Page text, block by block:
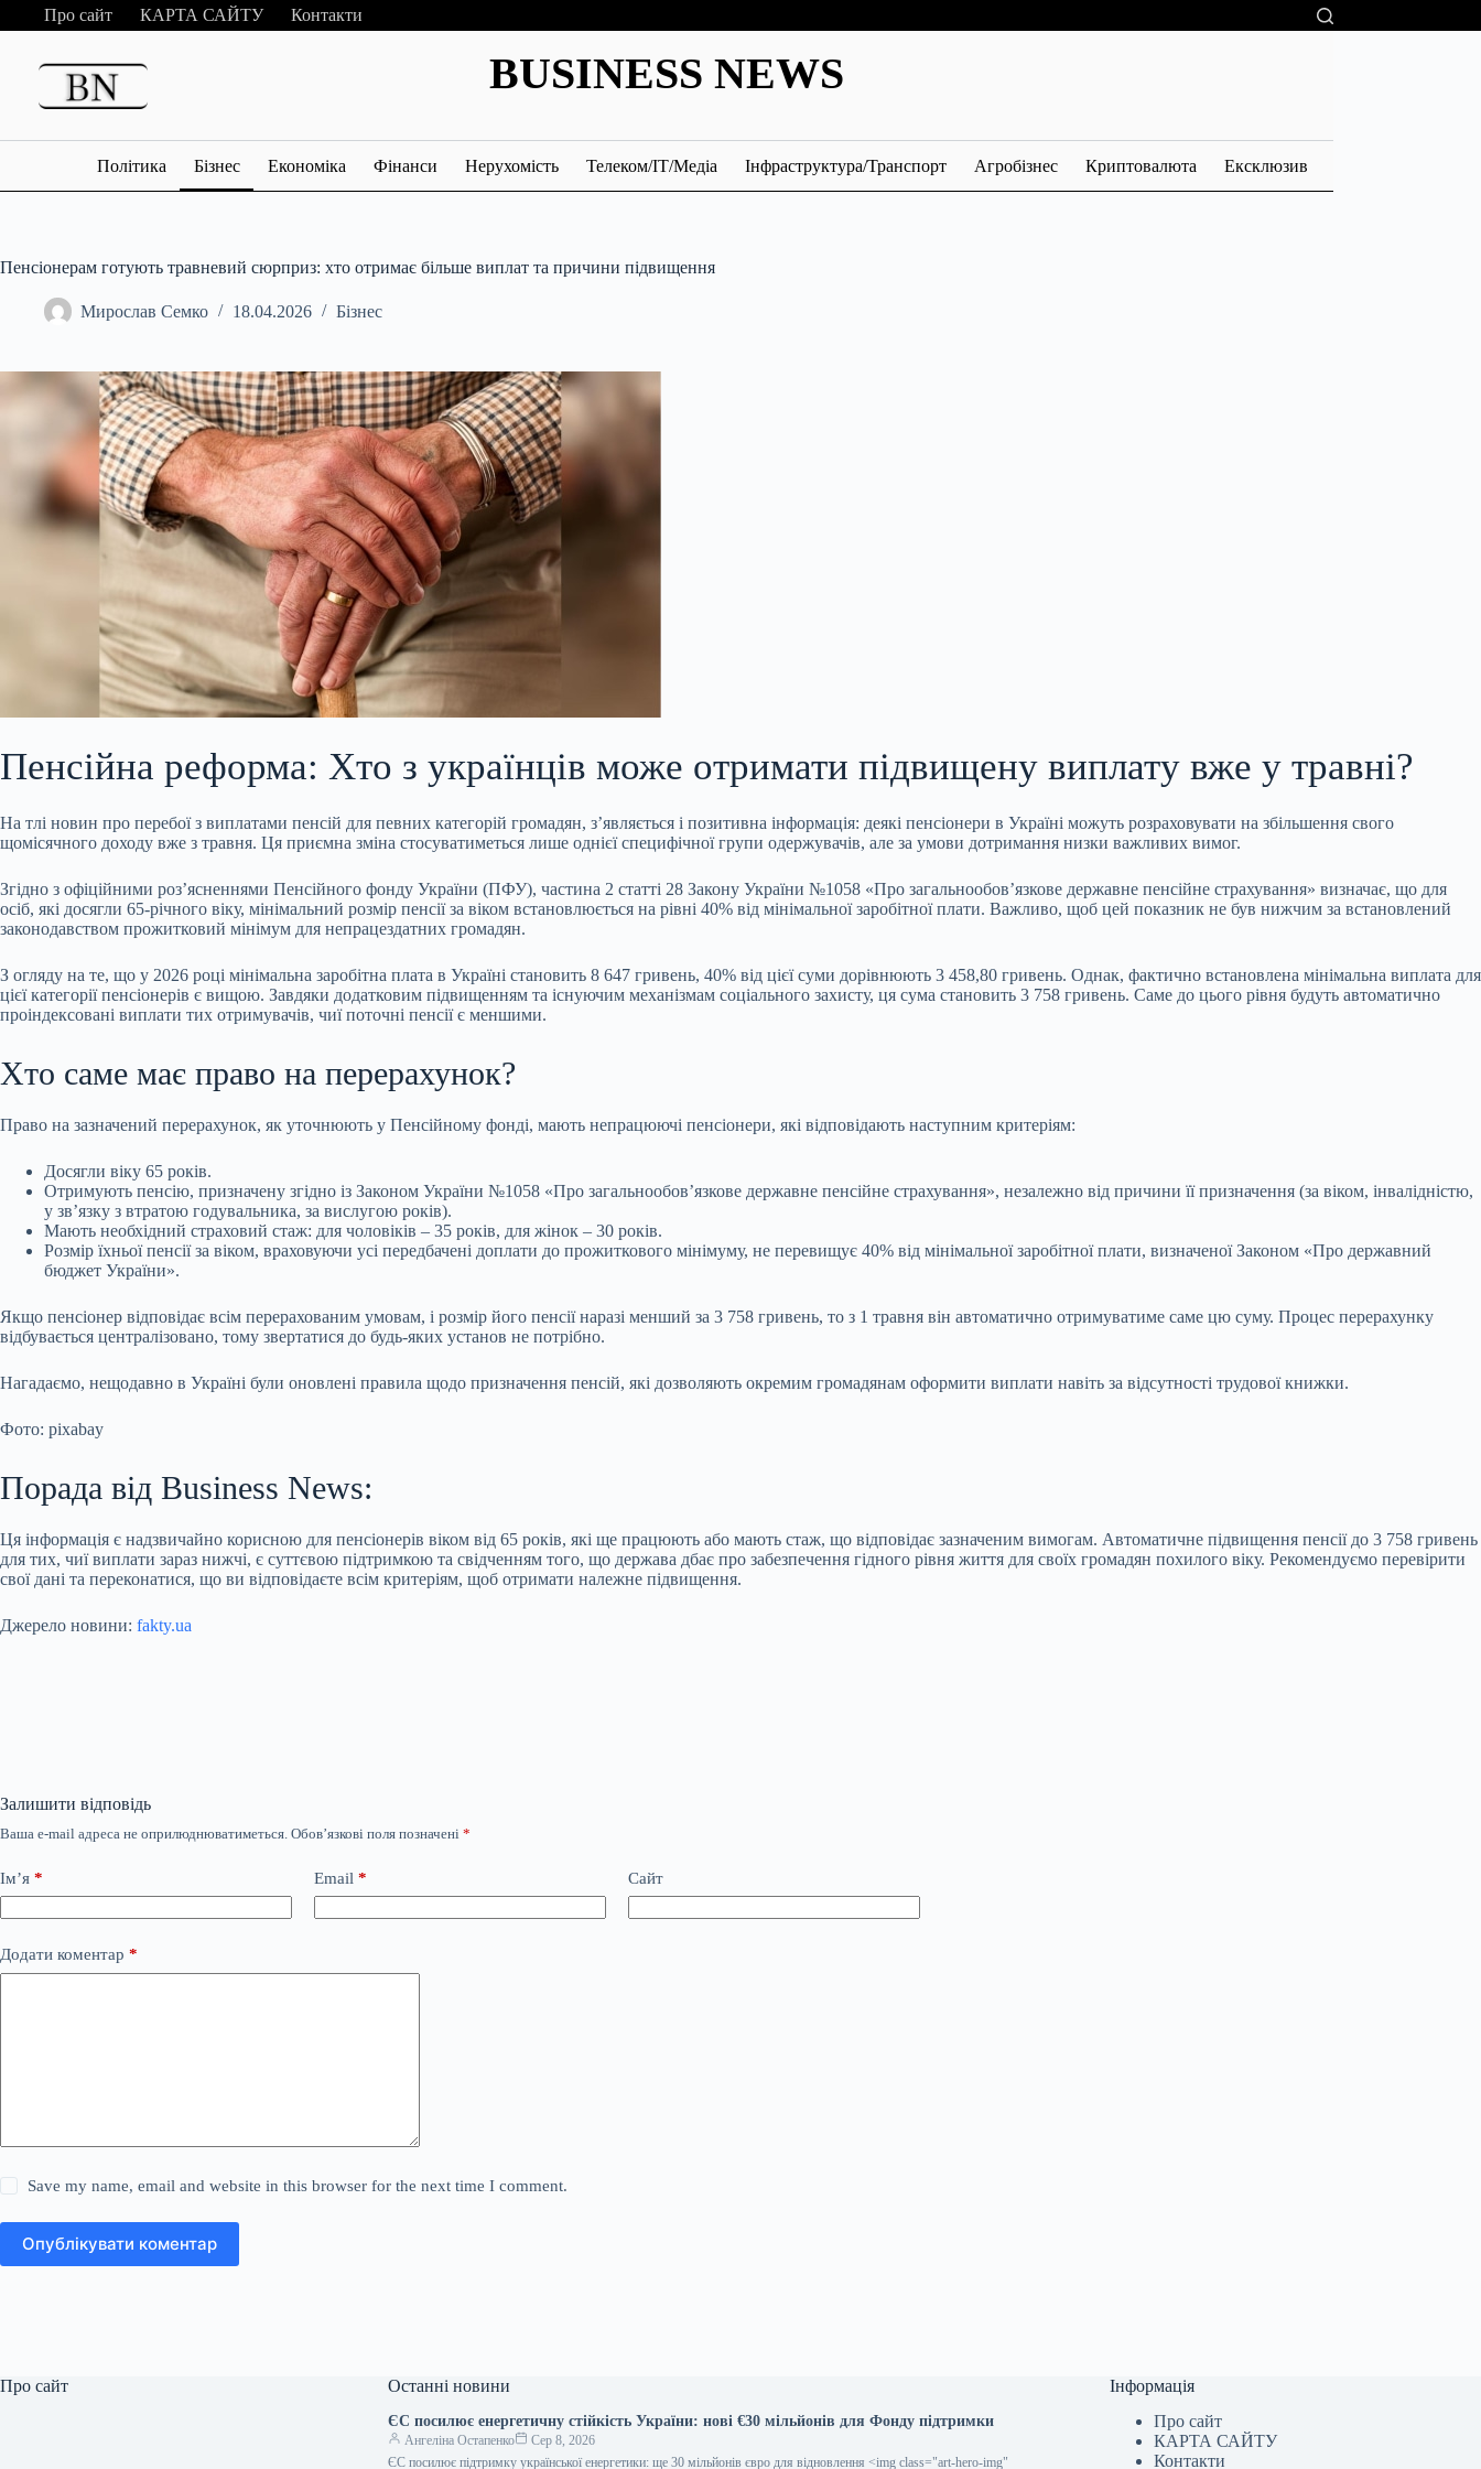
Перейти
до
Про сайт КАРТА САЙТУ Контакти
BUSINESS NEWS
Політика Бізнес Економіка Фінанси Нерухомість Телеком/ІТ/Медіа Інфраструктура/Транспорт Агробізнес Криптовалюта Ексклюзив
Пенсіонерам готують травневий сюрприз: хто отримає більше виплат та причини підвищення
Мирослав Семко 18.04.2026 Бізнес
Пенсійна реформа: Хто з українців може отримати підвищену виплату вже у травні?
На тлі новин про перебої з виплатами пенсій для певних категорій громадян, з’являється і позитивна інформація: деякі пенсіонери в Україні можуть розраховувати на збільшення свого
щомісячного доходу вже з травня. Ця приємна зміна стосуватиметься лише однієї специфічної групи одержувачів, але за умови дотримання низки важливих вимог.
Згідно з офіційними роз’ясненнями Пенсійного фонду України (ПФУ), частина 2 статті 28 Закону України №1058 «Про загальнообов’язкове державне пенсійне страхування» визначає, що для
осіб, які досягли 65-річного віку, мінімальний розмір пенсії за віком встановлюється на рівні 40% від мінімальної заробітної плати. Важливо, щоб цей показник не був нижчим за встановлений
законодавством прожитковий мінімум для непрацездатних громадян.
З огляду на те, що у 2026 році мінімальна заробітна плата в Україні становить 8 647 гривень, 40% від цієї суми дорівнюють 3 458,80 гривень. Однак, фактично встановлена мінімальна виплата для
цієї категорії пенсіонерів є вищою. Завдяки додатковим підвищенням та існуючим механізмам соціального захисту, ця сума становить 3 758 гривень. Саме до цього рівня будуть автоматично
проіндексовані виплати тих отримувачів, чиї поточні пенсії є меншими.
Хто саме має право на перерахунок?
Право на зазначений перерахунок, як уточнюють у Пенсійному фонді, мають непрацюючі пенсіонери, які відповідають наступним критеріям:
Досягли віку 65 років.
Отримують пенсію, призначену згідно із Законом України №1058 «Про загальнообов’язкове державне пенсійне страхування», незалежно від причини її призначення (за віком, інвалідністю,
у зв’язку з втратою годувальника, за вислугою років).
Мають необхідний страховий стаж: для чоловіків – 35 років, для жінок – 30 років.
Розмір їхньої пенсії за віком, враховуючи усі передбачені доплати до прожиткового мінімуму, не перевищує 40% від мінімальної заробітної плати, визначеної Законом «Про державний
бюджет України».
Якщо пенсіонер відповідає всім перерахованим умовам, і розмір його пенсії наразі менший за 3 758 гривень, то з 1 травня він автоматично отримуватиме саме цю суму. Процес перерахунку
відбувається централізовано, тому звертатися до будь-яких установ не потрібно.
Нагадаємо, нещодавно в Україні були оновлені правила щодо призначення пенсій, які дозволяють окремим громадянам оформити виплати навіть за відсутності трудової книжки.
Фото: pixabay
Порада від Business News:
Ця інформація є надзвичайно корисною для пенсіонерів віком від 65 років, які ще працюють або мають стаж, що відповідає зазначеним вимогам. Автоматичне підвищення пенсії до 3 758 гривень
для тих, чиї виплати зараз нижчі, є суттєвою підтримкою та свідченням того, що держава дбає про забезпечення гідного рівня життя для своїх громадян похилого віку. Рекомендуємо перевірити
свої дані та переконатися, що ви відповідаєте всім критеріям, щоб отримати належне підвищення.
Джерело новини: fakty.ua
Залишити відповідь
Ваша e-mail адреса не оприлюднюватиметься. Обов’язкові поля позначені *
Ім’я * Email * Сайт
Додати коментар *
Save my name, email and website in this browser for the next time I comment.
Опублікувати коментар
Про сайт Останні новини
ЄС посилює енергетичну стійкість України: нові €30 мільйонів для Фонду підтримки
Ангеліна Остапенко
Сер 8, 2026
ЄС посилює підтримку української енергетики: ще 30 мільйонів євро для відновлення <img class="art-hero-img"
Інформація
Про сайт
КАРТА САЙТУ
Контакти